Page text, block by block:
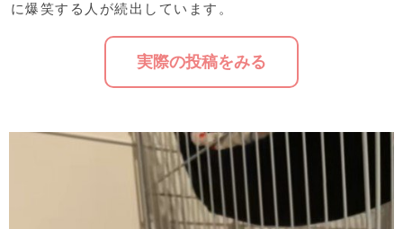
に爆笑する人が続出しています。
実際の投稿をみる